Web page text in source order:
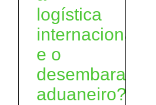
logística
internacional
e o
desembaraço
aduaneiro?